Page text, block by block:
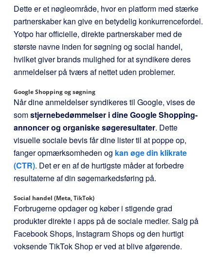
Dette er et nøgleområde, hvor en platform med stærke
partnerskaber kan give en betydelig konkurrencefordel.
Yotpo har officielle, direkte partnerskaber med de
største navne inden for søgning og social handel,
hvilket giver brands mulighed for at syndikere deres
anmeldelser på tværs af nettet uden problemer.
Google Shopping og søgning
Når dine anmeldelser syndikeres til Google, vises de
somstjernebedømmelser i dine Google Shopping-
annoncer og organiske søgeresultater. Dette
visuelle sociale bevis får dine lister til at poppe op,
fanger opmærksomheden og kan øge din klikrate
(CTR). Det er en af de hurtigste måder at forbedre
resultaterne af din søgemarkedsføring på.
Social handel (Meta, TikTok)
Forbrugerne opdager og køber i stigende grad
produkter direkte i apps på de sociale medier. Salg på
Facebook Shops, Instagram Shops og den hurtigt
voksende TikTok Shop er ved at blive afgørende.